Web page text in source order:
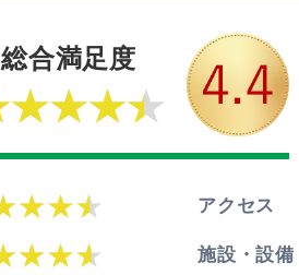
総合満足度
アクセス
施設・設備